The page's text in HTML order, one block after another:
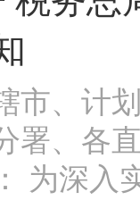
市、计
署、各
为深入